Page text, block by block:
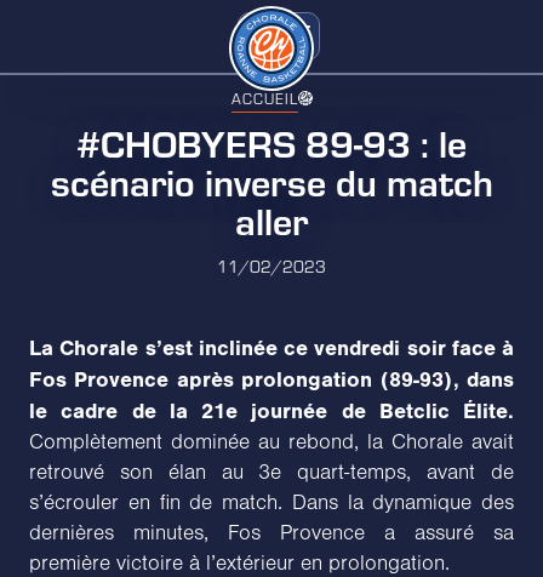
ACCUEIL
#CHOBYERS 89-93 : le
scénario inverse du match
aller
11/02/2023
La Chorale s’est inclinée ce vendredi soir face à
Fos Provence après prolongation (89-93), dans
le cadre de la 21e journée de Betclic Élite.
Complètement dominée au rebond, la Chorale avait
retrouvé son élan au 3e quart-temps, avant de
s’écrouler en fin de match. Dans la dynamique des
dernières minutes, Fos Provence a assuré sa
première victoire à l’extérieur en prolongation.